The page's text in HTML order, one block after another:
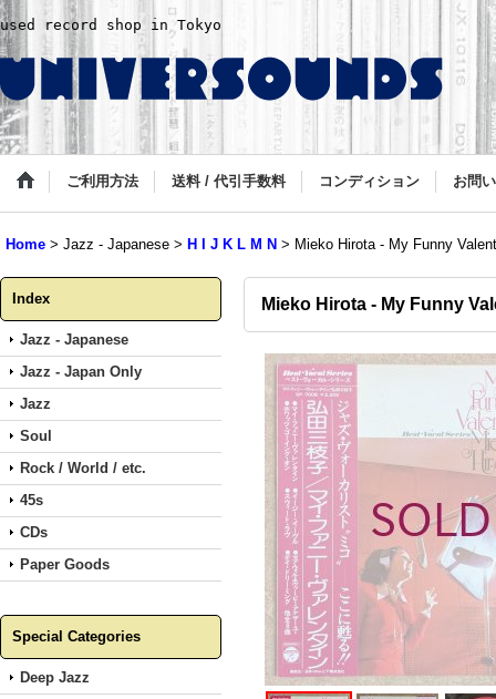
used record shop in Tokyo
ご利用方法 送料 / 代引手数料 コンディション お問
Home > Jazz - Japanese > H I J K L M N > Mieko Hirota - My Funny
Index
Jazz - Japanese
Jazz - Japan Only
Jazz
Soul
Rock / World / etc.
45s
CDs
Paper Goods
Special Categories
Deep Jazz
Mieko Hirota - My Funny